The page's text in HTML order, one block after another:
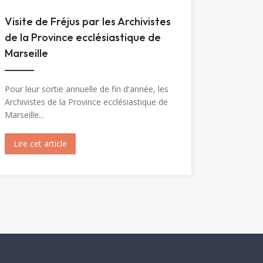
Visite de Fréjus par les Archivistes
de la Province ecclésiastique de
Marseille
Pour leur sortie annuelle de fin d'année, les
Archivistes de la Province ecclésiastique de
Marseille...
Lire cet article